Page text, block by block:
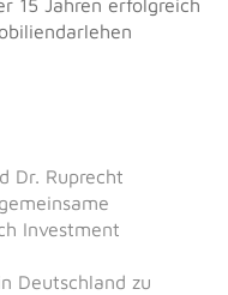
15 Jahren erfolgreich
Dr. Ruprecht
Investment
Deutschland zu